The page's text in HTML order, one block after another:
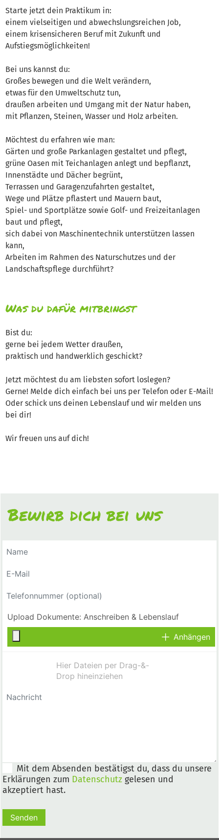
Starte jetzt dein Praktikum in:
einem vielseitigen und abwechslungsreichen Job,
einem krisensicheren Beruf mit Zukunft und
Aufstiegsmöglichkeiten!
Bei uns kannst du:
Großes bewegen und die Welt verändern,
etwas für den Umweltschutz tun,
draußen arbeiten und Umgang mit der Natur haben,
mit Pflanzen, Steinen, Wasser und Holz arbeiten.
Möchtest du erfahren wie man:
Gärten und große Parkanlagen gestaltet und pflegt,
grüne Oasen mit Teichanlagen anlegt und bepflanzt,
Innenstädte und Dächer begrünt,
Terrassen und Garagenzufahrten gestaltet,
Wege und Plätze pflastert und Mauern baut,
Spiel- und Sportplätze sowie Golf- und Freizeitanlagen
baut und pflegt,
sich dabei von Maschinentechnik unterstützen lassen
kann,
Arbeiten im Rahmen des Naturschutzes und der
Landschaftspflege durchführt?
Was du dafür mitbringst
Bist du:
gerne bei jedem Wetter draußen,
praktisch und handwerklich geschickt?
Jetzt möchtest du am liebsten sofort loslegen?
Gerne! Melde dich einfach bei uns per Telefon oder E-Mail!
Oder schick uns deinen Lebenslauf und wir melden uns
bei dir!
Wir freuen uns auf dich!
Bewirb dich bei uns
Anhängen
Mit dem Absenden bestätigst du, dass du unsere
Erklärungen zum Datenschutz gelesen und
akzeptiert hast.
Senden